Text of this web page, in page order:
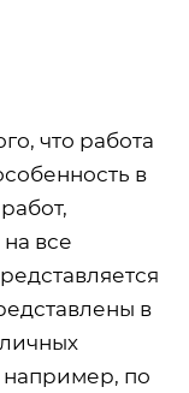
что работа
в
все
в
например, по